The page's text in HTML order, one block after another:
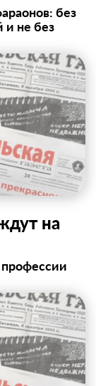
без
и не без
на